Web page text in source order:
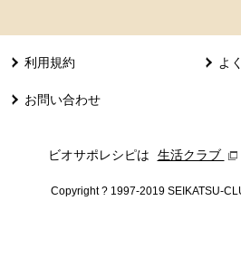
利用規約 よ
お問い合わせ
ビオサポレシピは 生活クラブ
Copyright ? 1997-2019 SEIKATSU-